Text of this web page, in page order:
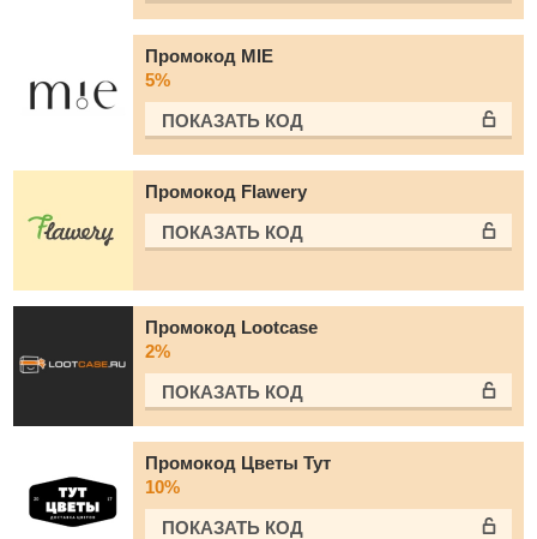
Промокод MIE
5%
ПОКАЗАТЬ КОД
Промокод Flawery
ПОКАЗАТЬ КОД
Промокод Lootcase
2%
ПОКАЗАТЬ КОД
Промокод Цветы Тут
10%
ПОКАЗАТЬ КОД